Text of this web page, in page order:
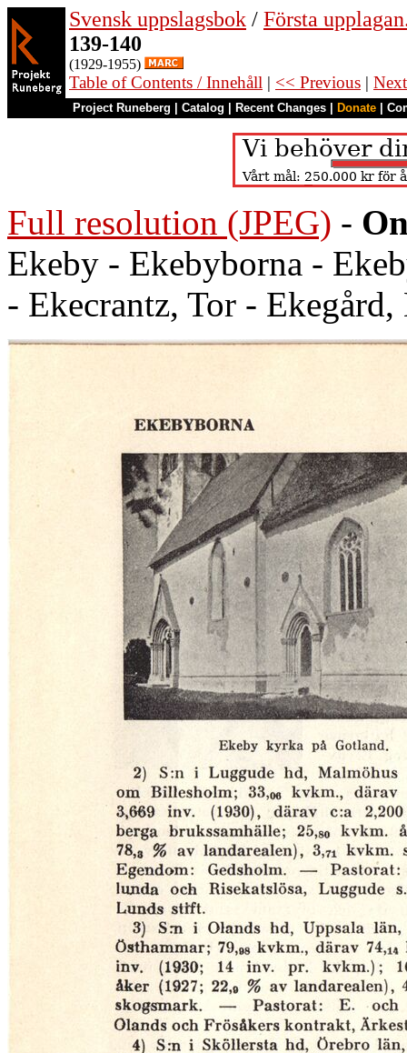
Svensk uppslagsbok / Första
139-140
(1929-1955)
Table of Contents / Innehåll | << Previous |
Project Runeberg Catalog Recent Changes Donate
Full resolution (JPEG) -
Ekeby - Ekebyborna -
- Ekecrantz, Tor - Ekegård,